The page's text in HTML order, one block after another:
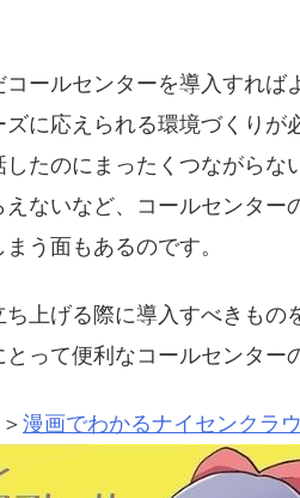
コールセンターを導入すれば
に応えられる環境づくりが
たのにまったくつながらな
ないなど、コールセンター
う面もあるのです。
上げる際に導入すべきもの
って便利なコールセンター
漫画でわかるナイセンクラ